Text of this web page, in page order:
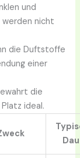
und
nicht
die Duftstoffe
einer
die
ideal.